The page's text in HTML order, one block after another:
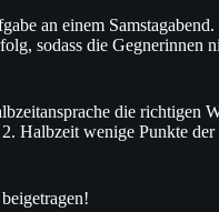
an einem
sodass die Gegnerinnen
die richtigen
Halbzeit wenige Punkte der